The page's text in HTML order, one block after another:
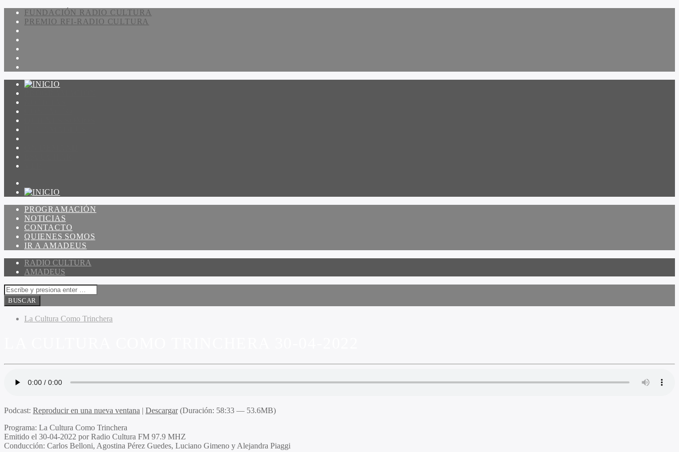
FUNDACIÓN RADIO CULTURA
PREMIO RFI-RADIO CULTURA
PROGRAMACIÓN
NOTICIAS
CONTACTO
QUIENES SOMOS
IR A AMADEUS
RADIO CULTURA
AMADEUS
La Cultura Como Trinchera
Podcast: Reproducir en una nueva ventana | Descargar(Duración: 58:33 — 53.6MB)
Programa: La Cultura Como Trinchera
Emitido el 30-04-2022 por Radio Cultura FM 97.9 MHZ
Conducción: Carlos Belloni, Agostina Pérez Guedes, Luciano Gimeno y Alejandra Piaggi